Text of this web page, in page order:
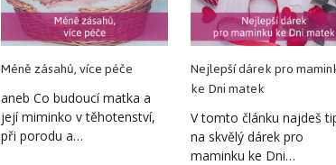
Méně zásahů, více péče
aneb Co budoucí matka a
její miminko v těhotenství,
při porodu a…
Nejlepší dárek pro
ke Dni matek
V tomto článku najdeš
na skvělý dárek pro
maminku ke Dni…